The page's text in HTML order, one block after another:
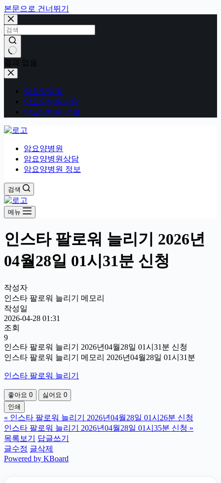
본문으로 건너뛰기
결과 없음
암요양병원
암요양병원상담
암요양병원 정보
암요양병원
암요양병원상담
암요양병원 정보
검색
메뉴
인스타 팔로워 늘리기 2026년
04월28일 01시31분 신청
작성자
인스타 팔로워 늘리기 메모리
작성일
2026-04-28 01:31
조회
9
인스타 팔로워 늘리기 2026년04월28일 01시31분 신청
인스타 팔로워 늘리기 메모리 2026년04월28일 01시31분
인스타 팔로워 늘리기
좋아요 0 싫어요 0
인쇄
« 인스타 팔로워 늘리기 2026년04월28일 01시26분 신청
인스타 팔로워 늘리기 2026년04월28일 01시35분 신청 »
목록보기
답글쓰기
글수정 글삭제
Powered by KBoard